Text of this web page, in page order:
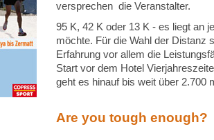
versprechen die Veranstalter.
95 K, 42 K oder 13 K - es liegt an
möchte. Für die Wahl der Distanz
Erfahrung vor allem die
Start vor dem Hotel
geht es hinauf bis weit über 2.700
Are you tough enough?